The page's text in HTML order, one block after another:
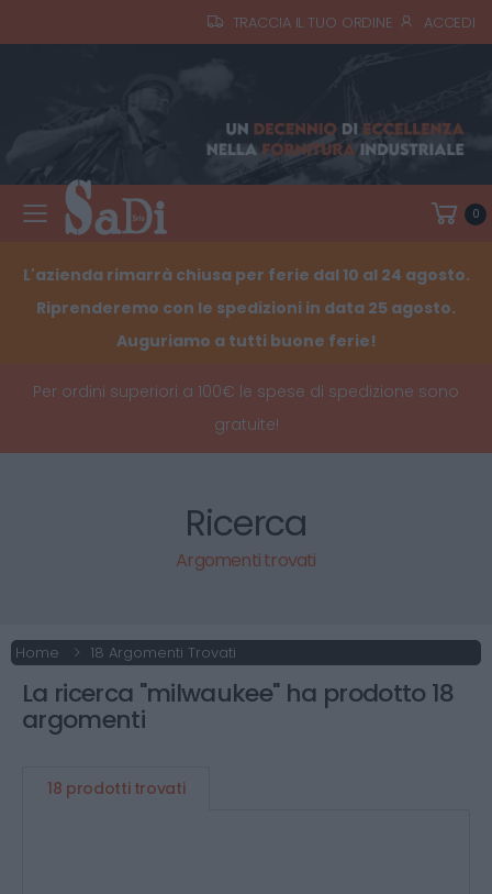
TRACCIA IL TUO ORDINE ACCEDI
Toggle mobile menu 0
L'azienda rimarrà chiusa per ferie dal 10 al 24 agosto.
Riprenderemo con le spedizioni in data 25 agosto.
Auguriamo a tutti buone ferie!
Per ordini superiori a 100€ le spese di spedizione sono
gratuite!
Ricerca
Argomenti trovati
Home 18 Argomenti Trovati
La ricerca "milwaukee" ha prodotto 18
argomenti
18 prodotti trovati